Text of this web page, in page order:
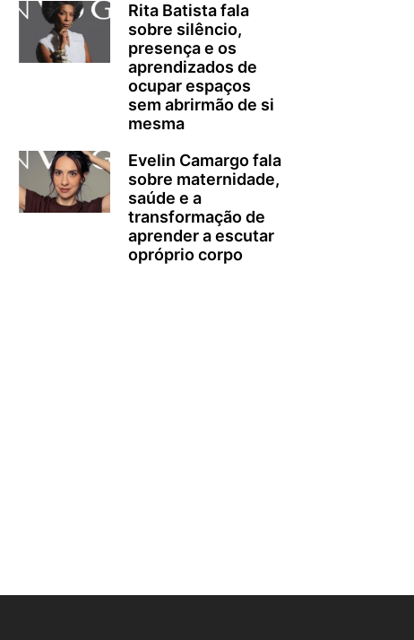
Rita Batista fala
sobre silêncio,
presença e os
aprendizados de
ocupar espaços
sem abrirmão de si
mesma
Evelin Camargo fala
sobre maternidade,
saúde e a
transformação de
aprender a escutar
opróprio corpo